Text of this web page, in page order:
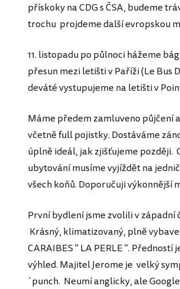
přískoky na CDG s ČSA, budeme
trochu projdeme další evropskou
11. listopadu po půlnoci hážeme
přesun mezi letišti v Paříži (Le Bus
deváté vystupujeme na letišti v
Máme předem zamluveno půjčení
včetně full pojistky. Dostáváme
úplně ideál, jak zjišťujeme
ubytování musíme vyjíždět na
všech koňů. Doporučuji výkonnější
První bydlení jsme zvolili v
Krásný, klimatizovaný, plně
CARAIBES " LA PERLE ".
výhled. Majitel Jerome je velký
´punch. Neumí anglicky, ale